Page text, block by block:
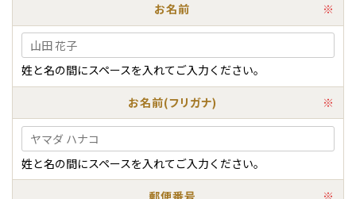
お名前 ※
姓と名の間にスペースを入れてご入力ください。
お名前(フリガナ) ※
姓と名の間にスペースを入れてご入力ください。
郵便番号 ※